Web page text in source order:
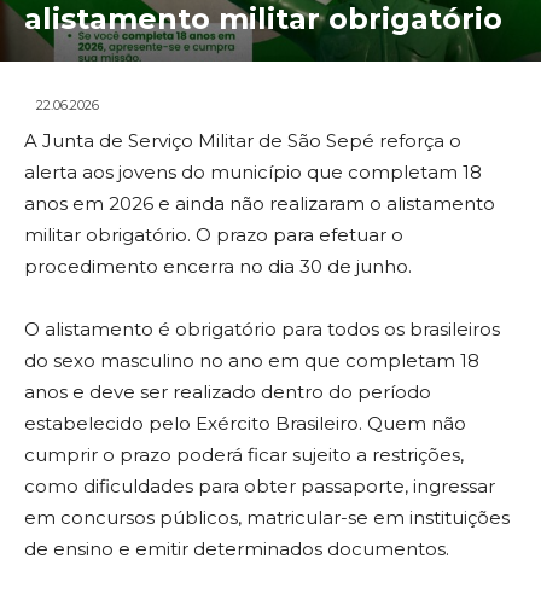
alistamento militar obrigatório
22.06.2026
A Junta de Serviço Militar de São Sepé reforça o
alerta aos jovens do município que completam 18
anos em 2026 e ainda não realizaram o alistamento
militar obrigatório. O prazo para efetuar o
procedimento encerra no dia 30 de junho.
O alistamento é obrigatório para todos os brasileiros
do sexo masculino no ano em que completam 18
anos e deve ser realizado dentro do período
estabelecido pelo Exército Brasileiro. Quem não
cumprir o prazo poderá ficar sujeito a restrições,
como dificuldades para obter passaporte, ingressar
em concursos públicos, matricular-se em instituições
de ensino e emitir determinados documentos.